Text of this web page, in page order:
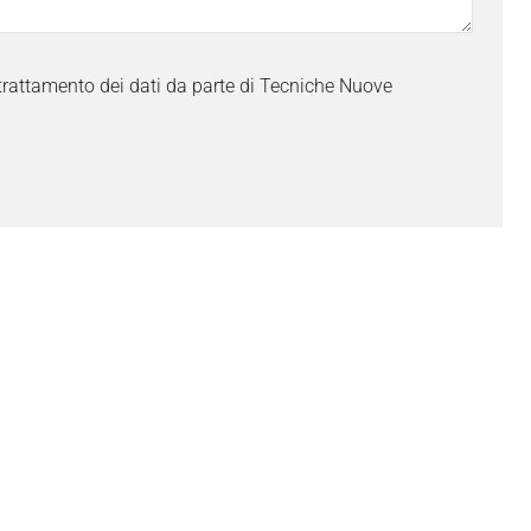
dei dati da parte di Tecniche Nuove